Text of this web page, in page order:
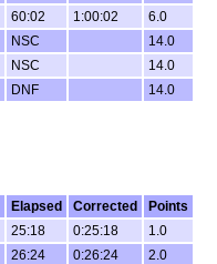
60:02 1:00:02
6.0
NSC
14.0
NSC
14.0
DNF 14.0
Elapsed Corrected
Points
25:18 0:25:18
1.0
26:24 0:26:24
2.0